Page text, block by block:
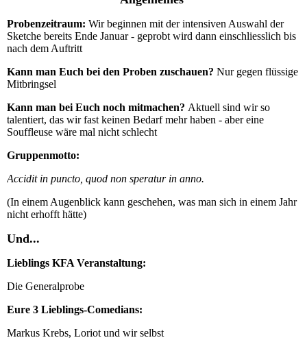
Probenzeitraum: Wir beginnen mit der intensiven Auswahl der
Sketche bereits Ende Januar - geprobt wird dann einschliesslich bis
nach dem Auftritt
Kann man Euch bei den Proben zuschauen? Nur gegen flüssige
Mitbringsel
Kann man bei Euch noch mitmachen? Aktuell sind wir so
talentiert, das wir fast keinen Bedarf mehr haben - aber eine
Souffleuse wäre mal nicht schlecht
Gruppenmotto:
Accidit in puncto, quod non speratur in anno.
(In einem Augenblick kann geschehen, was man sich in einem Jahr
nicht erhofft hätte)
Und...
Lieblings KFA Veranstaltung:
Die Generalprobe
Eure 3 Lieblings-Comedians:
Markus Krebs, Loriot und wir selbst